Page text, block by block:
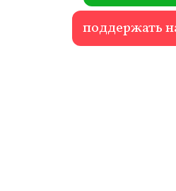
поддержать